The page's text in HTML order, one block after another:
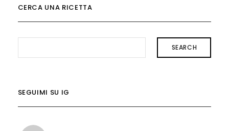
CERCA UNA RICETTA
SEARCH
SEGUIMI SU IG